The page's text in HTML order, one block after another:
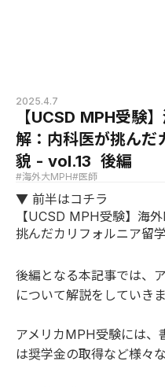
2025.4.7
【UCSD MPH受験
解：内科医が挑んだ
貌 - vol.13 後編
#海外大MPH#医師
▼ 前半はコチラ
【UCSD MPH受験】海
挑んだカリフォルニア留
後編となる本記事では、
について解説をしていきま
アメリカMPH受験には、
は奨学金の取得など様々